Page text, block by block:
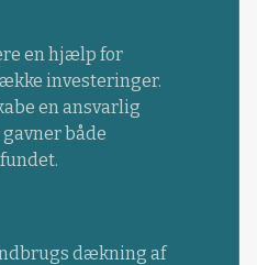
en hjælp for
investeringer.
en ansvarlig
både
dækning af